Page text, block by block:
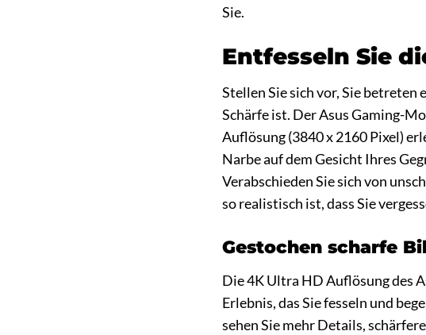
Sie.
Entfesseln Sie
Stellen Sie sich vor, Sie
Schärfe ist. Der Asus Gaming-
Auflösung (3840 x 2160 Pixel)
Narbe auf dem Gesicht Ihres
Verabschieden Sie sich von
so realistisch ist, dass Sie
Gestochen scharfe
Die 4K Ultra HD Auflösung des
Erlebnis, das Sie fesseln und
sehen Sie mehr Details,